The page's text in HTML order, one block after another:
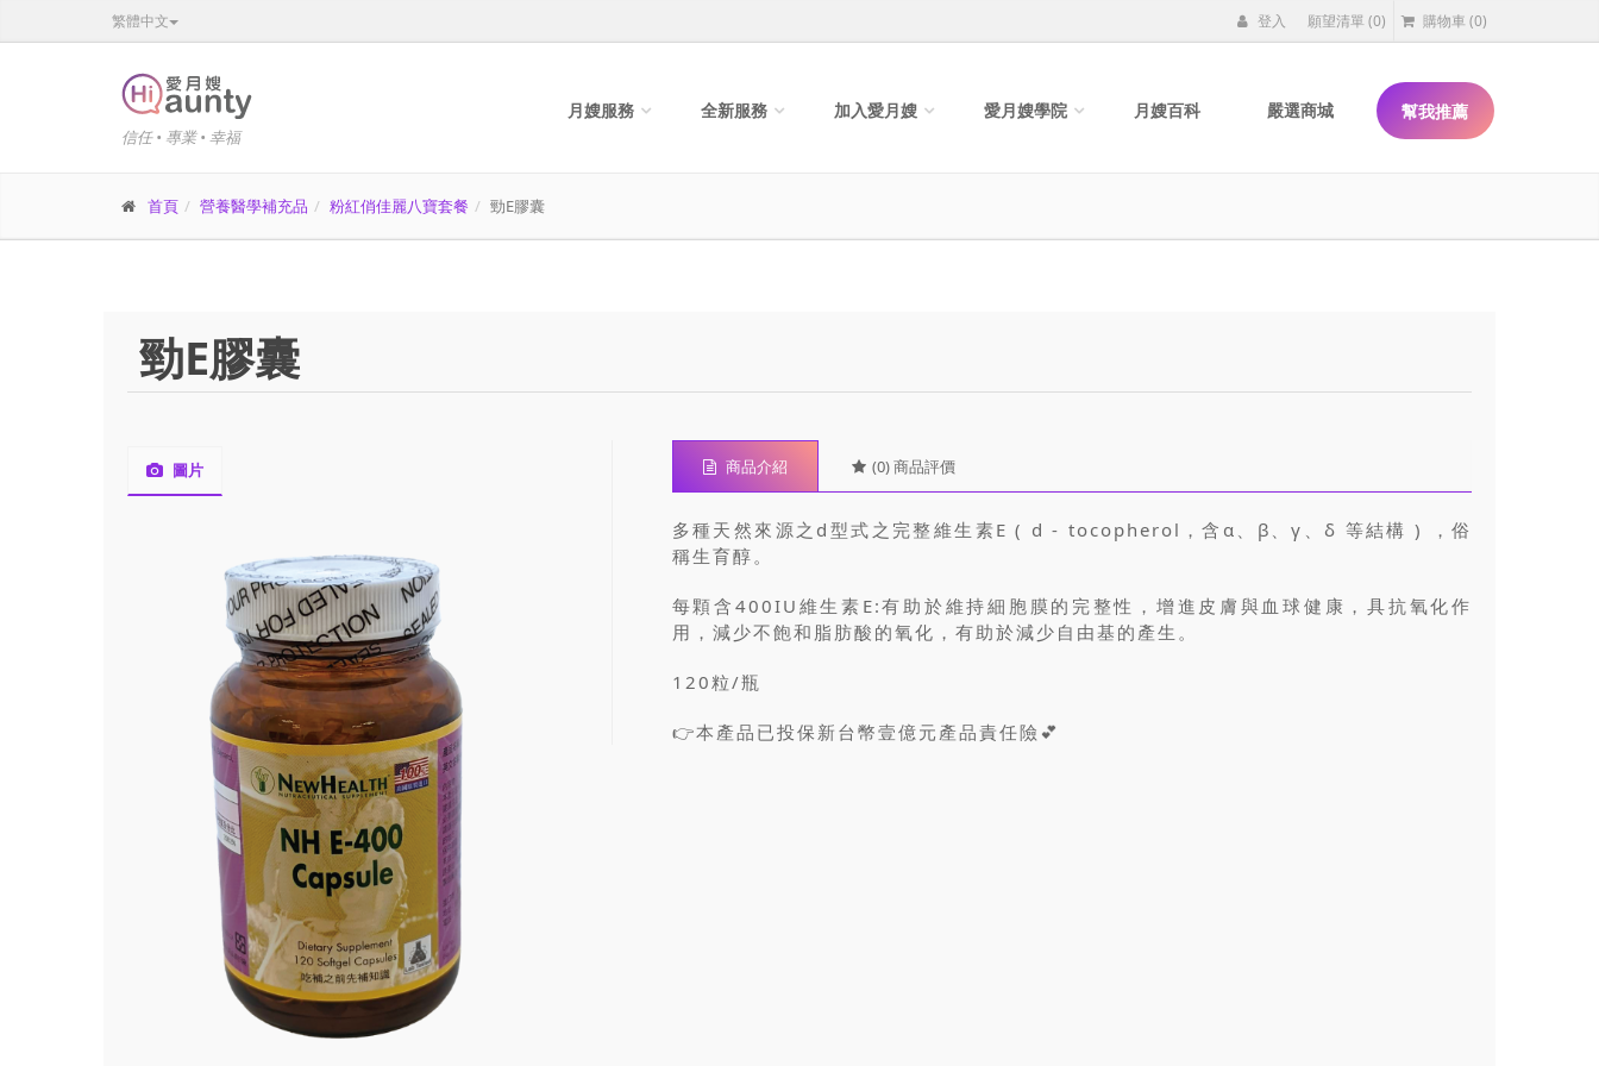
繁體中文 登入 願望清單(0) 購物車 (0)
信任 • 專業 • 幸福
月嫂服務 全新服務 加入愛月嫂 愛月嫂學院 月嫂百科 嚴選商城 幫我推薦
首頁 營養醫學補充品 粉紅俏佳麗八寶套餐 勁E膠囊
勁E膠囊
圖片 商品介紹 (0) 商品評價
多種天然來源之d型式之完整維生素E ( d - tocopherol，含α、β、γ、δ 等結構 ) ，俗
稱生育醇。
每顆含400IU維生素E:有助於維持細胞膜的完整性，增進皮膚與血球健康，具抗氧化作
用，減少不飽和脂肪酸的氧化，有助於減少自由基的產生。
120粒/瓶
👉本產品已投保新台幣壹億元產品責任險💕